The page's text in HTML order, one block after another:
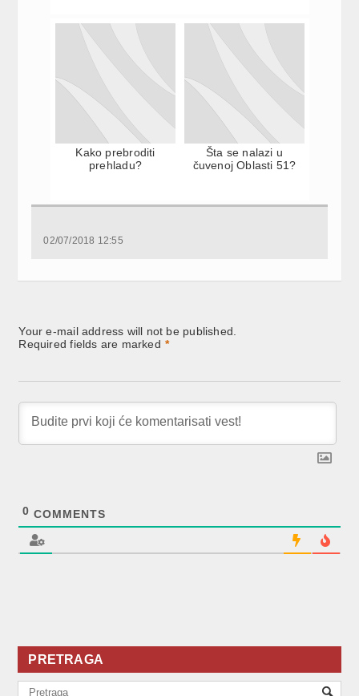
Kako prebroditi
prehladu?
Šta se nalazi u
čuvenoj Oblasti 51?
02/07/2018 12:55
Your e-mail address will not be published.
Required fields are marked *
0 COMMENTS
PRETRAGA